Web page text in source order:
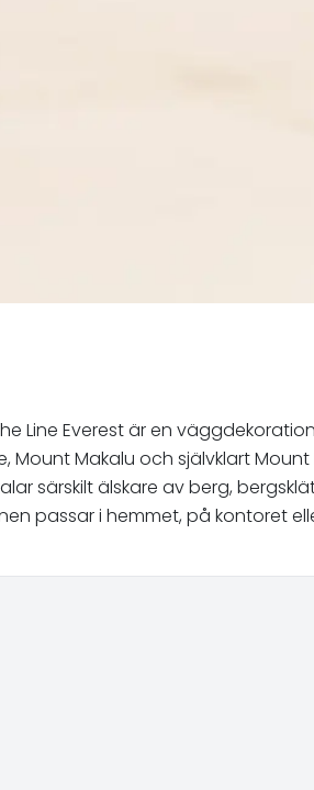
Line Everest är en
Makalu och självklart
särskilt älskare av berg,
passar i hemmet, på kontoret